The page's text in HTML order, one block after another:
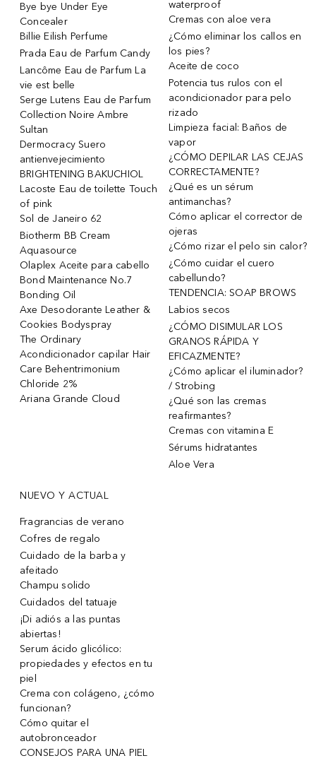
Bye bye Under Eye
Concealer
Billie Eilish Perfume
Prada Eau de Parfum Candy
Lancôme Eau de Parfum La
vie est belle
Serge Lutens Eau de Parfum
Collection Noire Ambre
Sultan
Dermocracy Suero
antienvejecimiento
BRIGHTENING BAKUCHIOL
Lacoste Eau de toilette Touch
of pink
Sol de Janeiro 62
Biotherm BB Cream
Aquasource
Olaplex Aceite para cabello
Bond Maintenance No.7
Bonding Oil
Axe Desodorante Leather &
Cookies Bodyspray
The Ordinary
Acondicionador capilar Hair
Care Behentrimonium
Chloride 2%
Ariana Grande Cloud
waterproof
Cremas con aloe vera
¿Cómo eliminar los callos en
los pies?
Aceite de coco
Potencia tus rulos con el
acondicionador para pelo
rizado
Limpieza facial: Baños de
vapor
¿CÓMO DEPILAR LAS CEJAS
CORRECTAMENTE?
¿Qué es un sérum
antimanchas?
Cómo aplicar el corrector de
ojeras
¿Cómo rizar el pelo sin calor?
¿Cómo cuidar el cuero
cabellundo?
TENDENCIA: SOAP BROWS
Labios secos
¿CÓMO DISIMULAR LOS
GRANOS RÁPIDA Y
EFICAZMENTE?
¿Cómo aplicar el iluminador?
/ Strobing
¿Qué son las cremas
reafirmantes?
Cremas con vitamina E
Sérums hidratantes
Aloe Vera
NUEVO Y ACTUAL
Fragrancias de verano
Cofres de regalo
Cuidado de la barba y
afeitado
Champu solido
Cuidados del tatuaje
¡Di adiós a las puntas
abiertas!
Serum ácido glicólico:
propiedades y efectos en tu
piel
Crema con colágeno, ¿cómo
funcionan?
Cómo quitar el
autobronceador
CONSEJOS PARA UNA PIEL